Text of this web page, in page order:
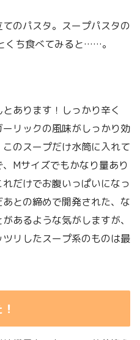
のパスタ。スープパスタの
くち食べてみると……。
あります！しっかり辛く
リックの風味がしっかり効
のスープだけ水筒に入れて
Mサイズでもかなり量あり
だけでお腹いっぱいになっ
との締めで開発された、な
あるような気がしますが、
リしたスープ系のものは最